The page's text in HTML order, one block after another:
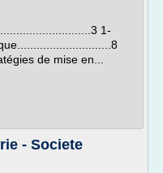
1-
de mise en...
- Societe